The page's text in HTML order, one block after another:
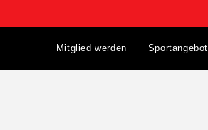
Mitglied werden Sportangebot